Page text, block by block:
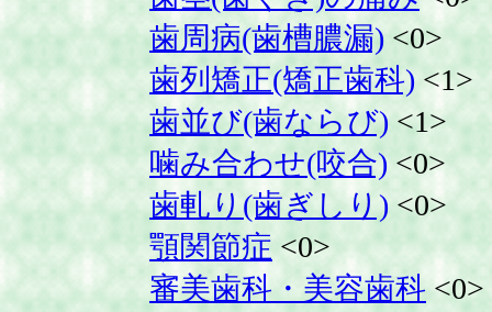
歯周病(歯槽膿漏) <0>
歯列矯正(矯正歯科) <1>
歯並び(歯ならび) <1>
噛み合わせ(咬合) <0>
歯軋り(歯ぎしり) <0>
顎関節症 <0>
審美歯科・美容歯科<0>